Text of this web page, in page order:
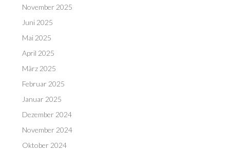
November 2025
Juni 2025
Mai 2025
April 2025
März 2025
Februar 2025
Januar 2025
Dezember 2024
November 2024
Oktober 2024